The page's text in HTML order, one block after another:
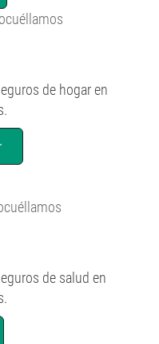
de hogar en
de salud en